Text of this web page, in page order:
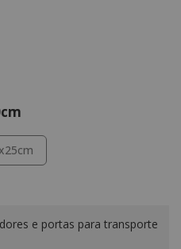
e portas para transporte